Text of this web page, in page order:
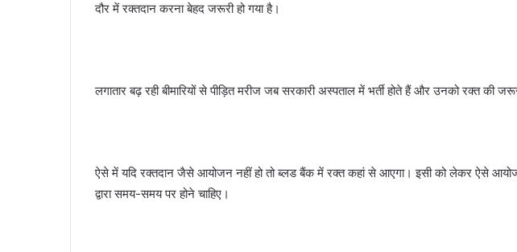
दौर में रक्तदान करना बेहद जरूरी हो गया है।
लगातार बढ़ रही बीमारियों से पीड़ित मरीज जब सरकारी अस्पताल में भर्ती होते हैं और उनको रक्त की
ऐसे में यदि रक्तदान जैसे आयोजन नहीं हो तो ब्लड बैंक में रक्त कहां से आएगा। इसी को लेकर ऐसे
द्वारा समय-समय पर होने चाहिए।